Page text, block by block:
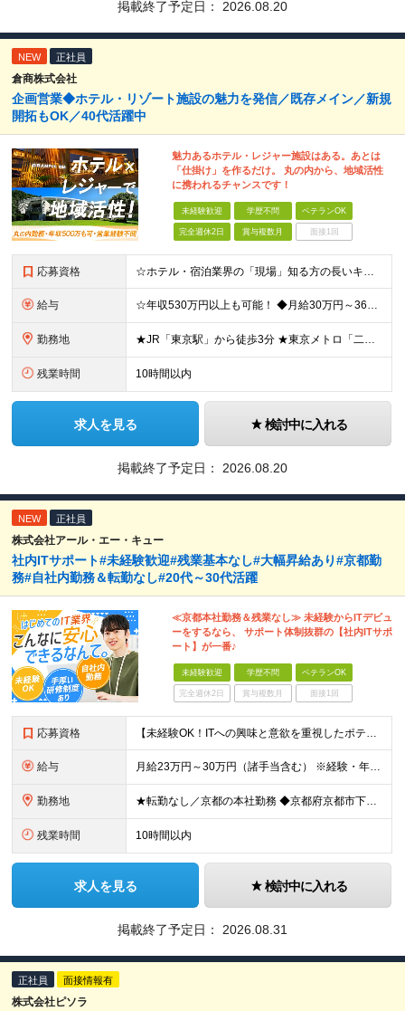
掲載終了予定日： 2026.08.20
NEW 正社員
倉商株式会社
企画営業◆ホテル・リゾート施設の魅力を発信／既存メイン／新規
開拓もOK／40代活躍中
魅力あるホテル・レジャー施設はある。あとは
「仕掛け」を作るだけ。 丸の内から、地域活性
に携われるチャンスです！
未経験歓迎 学歴不問 ベテランOK
完全週休2日 賞与複数月 面接1回
応募資格 ☆ホテル・宿泊業界の「現場」知る方の長いキャリアを応援します！ ☆営業経験がない方も歓迎！ ■旅行業界またはホテル・宿泊業界での実務経験をお持ちの方（職種不問！） ■学歴不問 ◆◇こんな方はぜひご応
給与 ☆年収530万円以上も可能！ ◆月給30万円～36万円＋賞与年2回（前年度実績2.00ヶ月分）＋諸手当 ┗初年度年収：420万円～550万円 ※能力・実績を考慮の上、当社規定により決定・優遇いたしま
勤務地 ★JR「東京駅」から徒歩3分 ★東京メトロ「二重橋前駅」徒歩1分 ★U／Iターン歓迎 ★希望しない転勤なし 【東京支店】東京都千代田区丸の内二丁目3番2号 郵船ビル5階 (変更の範囲)上記を除く当
残業時間 10時間以内
求人を見る 検討中に入れる
掲載終了予定日： 2026.08.20
NEW 正社員
株式会社アール・エー・キュー
社内ITサポート#未経験歓迎#残業基本なし#大幅昇給あり#京都勤
務#自社内勤務＆転勤なし#20代～30代活躍
≪京都本社勤務＆残業なし≫ 未経験からITデビュ
ーをするなら、 サポート体制抜群の【社内ITサポ
ート】が一番♪
未経験歓迎 学歴不問 ベテランOK
完全週休2日 賞与複数月 面接1回
応募資格 【未経験OK！ITへの興味と意欲を重視したポテンシャル採用です！】 ●未経験・知識がなくてもITへの関心や興味があればOK！ ●学歴不問 ＼前職での経験や業界は一切不問！／ □「昔からパソコンを触る
給与 月給23万円～30万円（諸手当含む） ※経験・年齢・スキルなどを考慮の上、当社規定により優遇いたします。 ※残業は基本発生しませんが、発生した場合は時間外手当を全額別途支給します。 ※試用期間2ヶ月
勤務地 ★転勤なし／京都の本社勤務 ◆京都府京都市下京区五条通寺町西入ル御影堂町16-21 京都建物ビル2F ┗「清水五条」駅徒歩2分 ＼配属部署は温かい職場です♪／ 平均年齢は28歳で、若手も多く在籍し
残業時間 10時間以内
求人を見る 検討中に入れる
掲載終了予定日： 2026.08.31
正社員 面接情報有
株式会社ピソラ